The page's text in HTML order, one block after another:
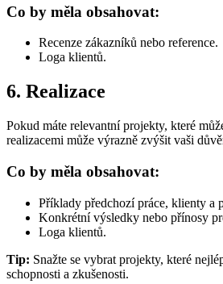
Co by měla obsahovat:
Recenze zákazníků nebo reference.
Loga klientů.
6. Realizace
Pokud máte relevantní projekty, které
realizacemi může výrazně zvýšit vaši
Co by měla obsahovat:
Příklady předchozí práce, klienty a
Konkrétní výsledky nebo přínosy
Loga klientů.
Tip: Snažte se vybrat projekty, které
schopnosti a zkušenosti.